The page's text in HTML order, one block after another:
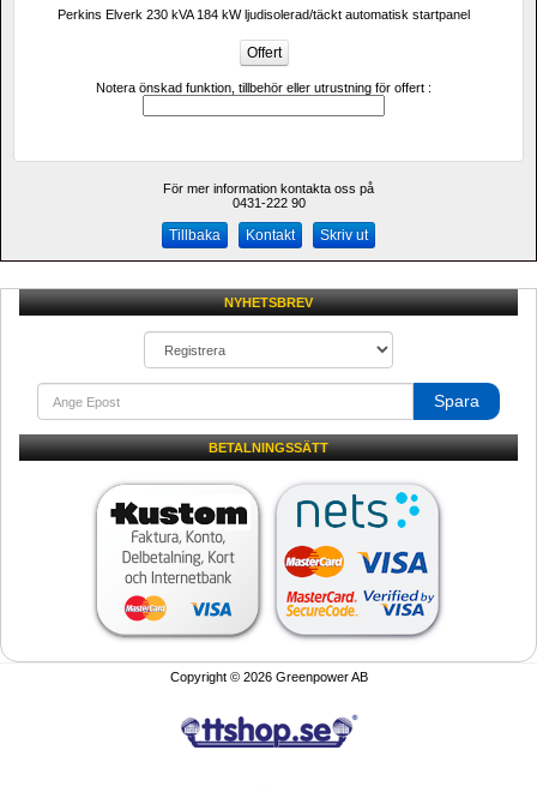
Perkins Elverk 230 kVA 184 kW ljudisolerad/täckt automatisk startpanel
Notera önskad funktion, tillbehör eller utrustning för offert :
För mer information kontakta oss på
0431-222 90
Kontakt Skriv ut
NYHETSBREV
Spara
BETALNINGSSÄTT
Copyright © 2026 Greenpower AB